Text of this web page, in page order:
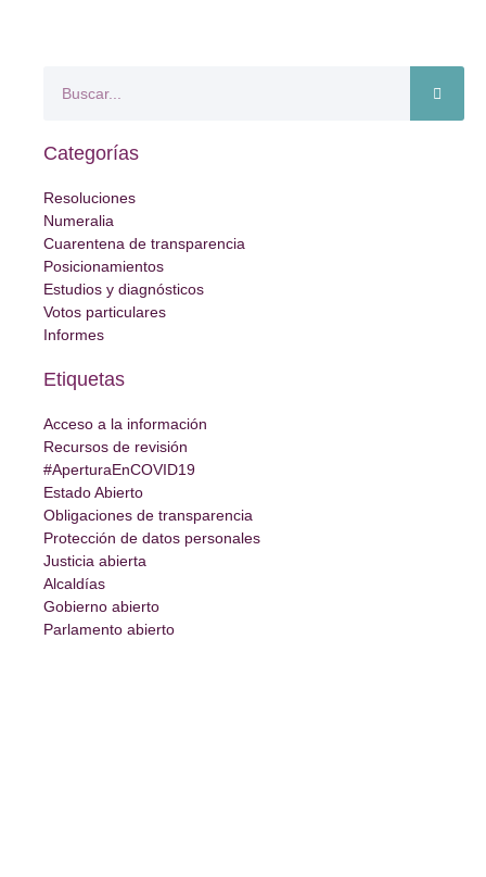
Categorías
Resoluciones
Numeralia
Cuarentena de transparencia
Posicionamientos
Estudios y diagnósticos
Votos particulares
Informes
Etiquetas
Acceso a la información
Recursos de revisión
#AperturaEnCOVID19
Estado Abierto
Obligaciones de transparencia
Protección de datos personales
Justicia abierta
Alcaldías
Gobierno abierto
Parlamento abierto